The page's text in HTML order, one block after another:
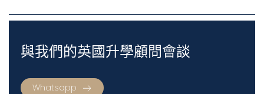
與我們的英國升學顧問會談
Whatsapp